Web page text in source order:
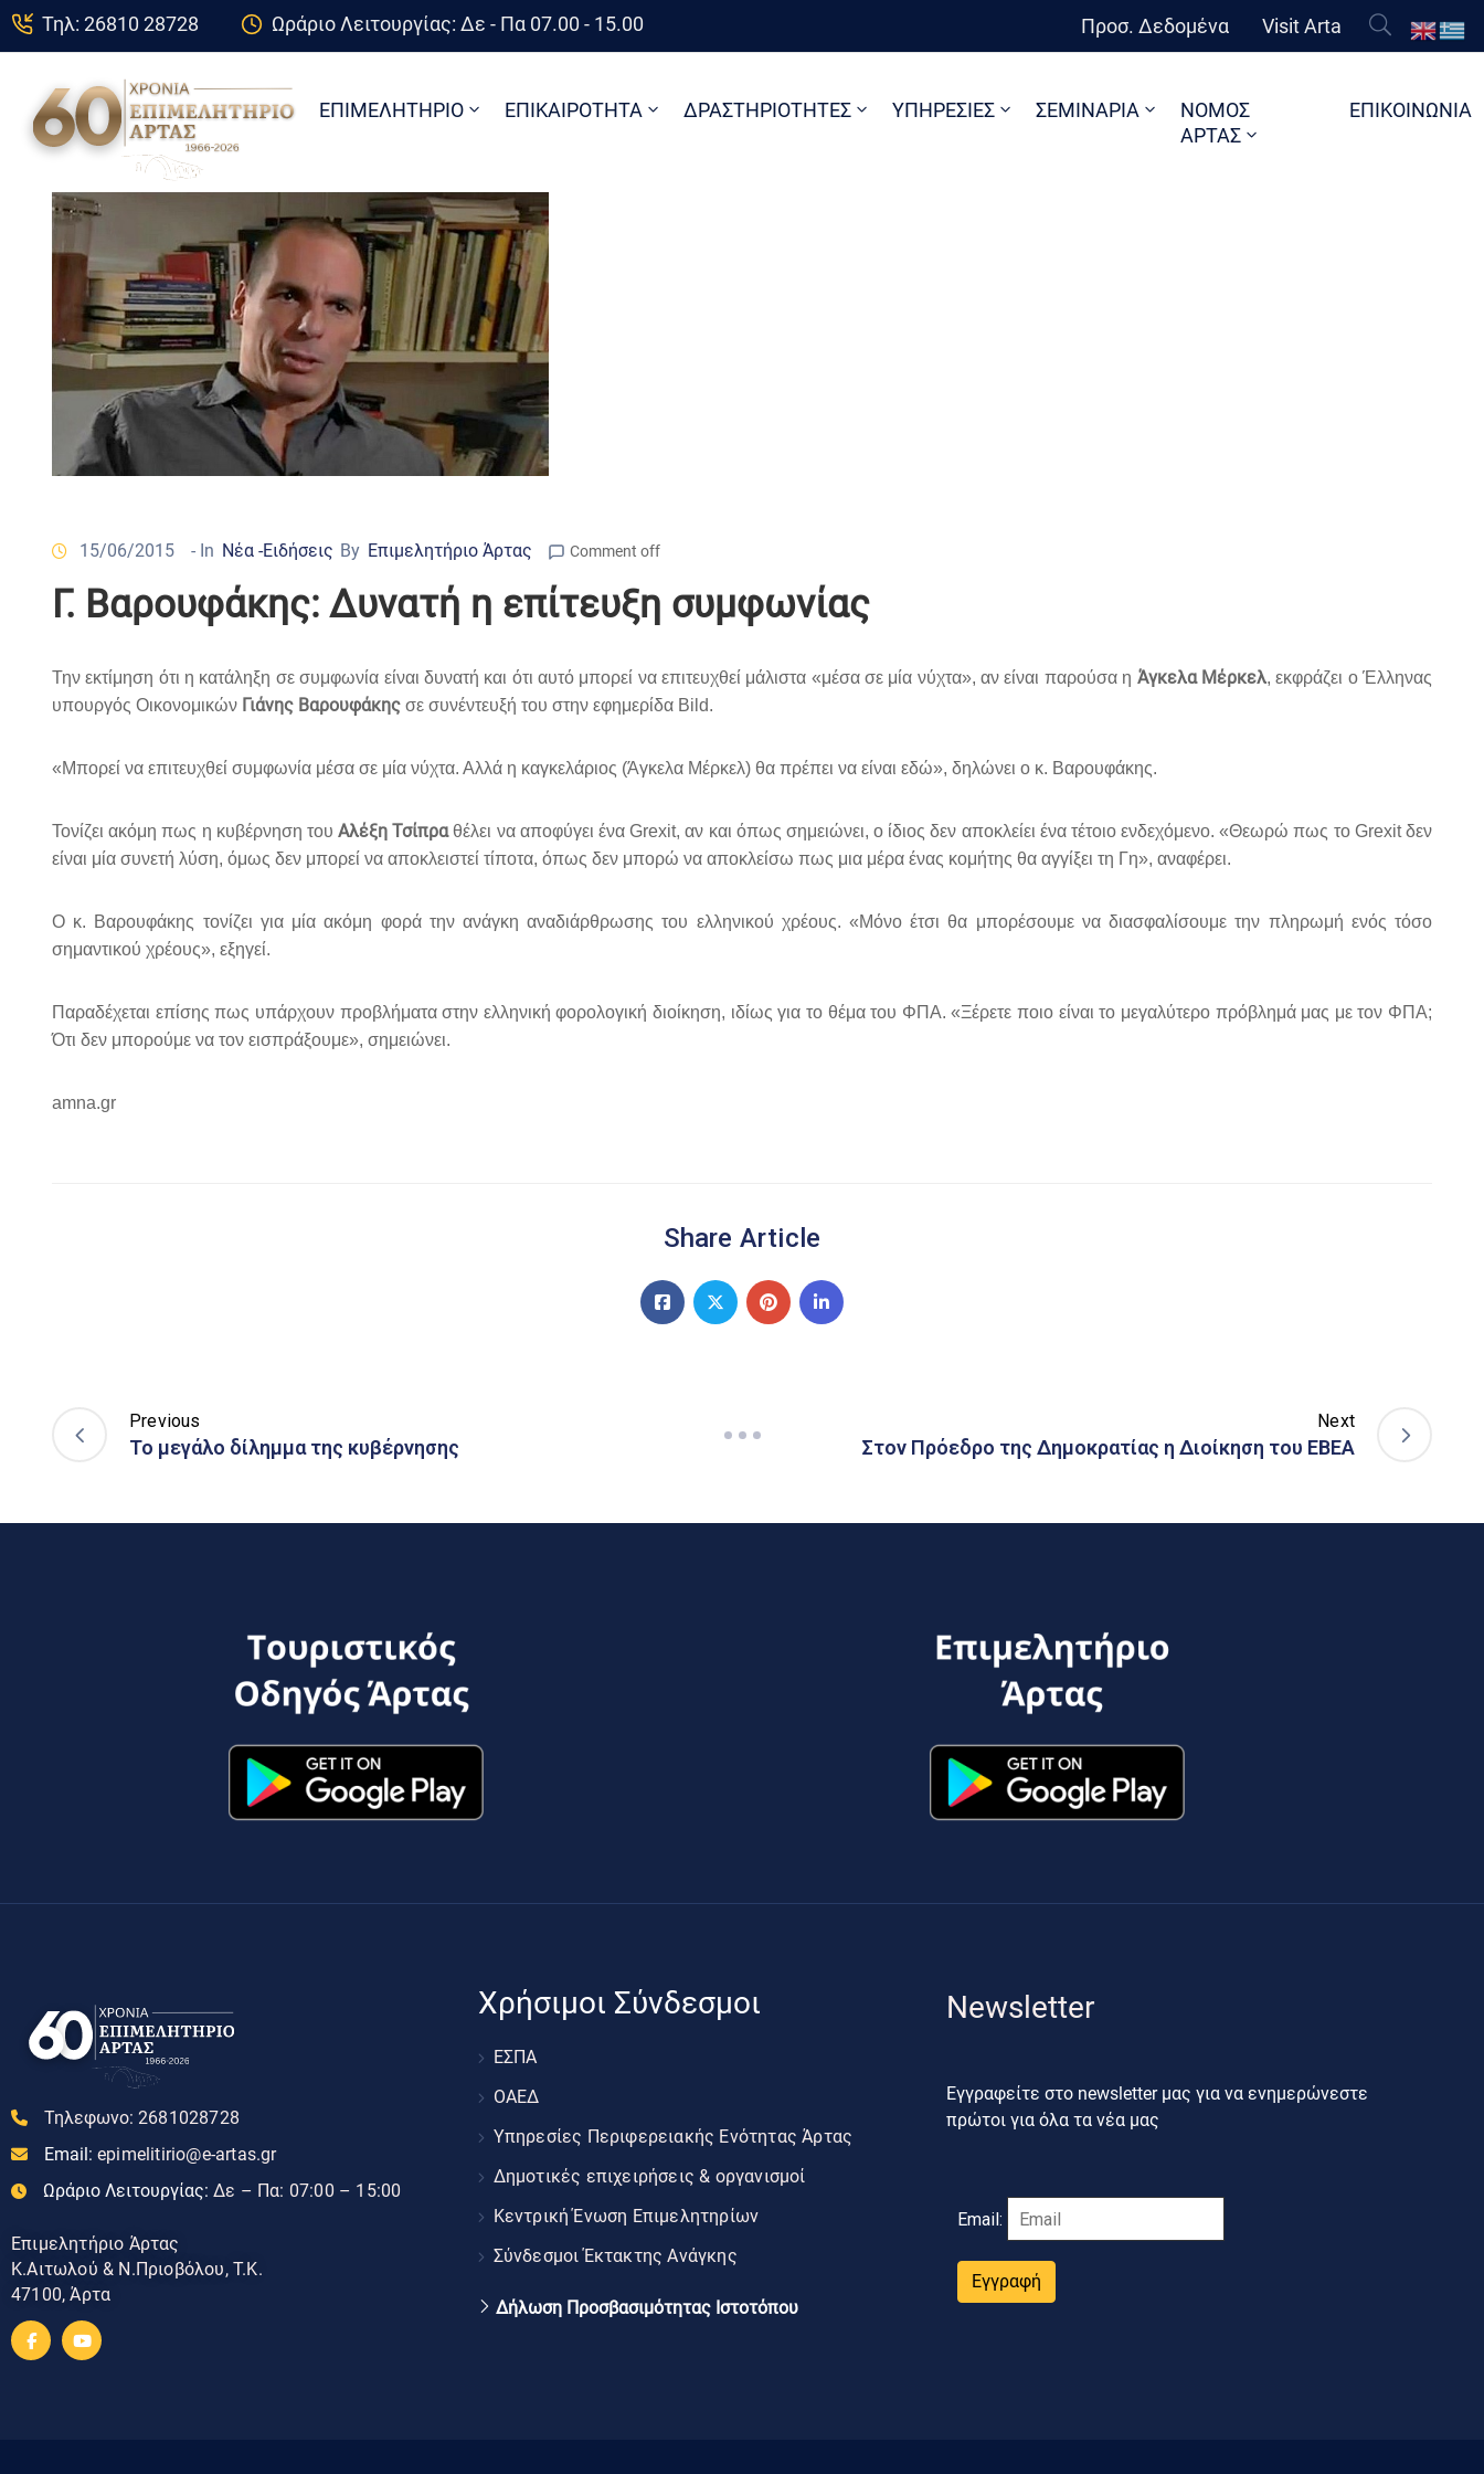
Τηλ: 26810 28728 Ωράριο Λειτουργίας: Δε - Πα 07.00 - 15.00 Προσ. Δεδομένα Visit Arta
ΕΠΙΜΕΛΗΤΗΡΙΟ ΕΠΙΚΑΙΡΟΤΗΤΑ ΔΡΑΣΤΗΡΙΟΤΗΤΕΣ ΥΠΗΡΕΣΙΕΣ ΣΕΜΙΝΑΡΙΑ
ΝΟΜΟΣ
ΑΡΤΑΣ
ΕΠΙΚΟΙΝΩΝΙΑ
15/06/2015 - In Νέα -Ειδήσεις By Επιμελητήριο Άρτας Comment off
Γ. Βαρουφάκης: Δυνατή η επίτευξη συμφωνίας
Την εκτίμηση ότι η κατάληξη σε συμφωνία είναι δυνατή και ότι αυτό μπορεί να επιτευχθεί μάλιστα «μέσα σε μία νύχτα», αν είναι παρούσα η Άγκελα Μέρκελ, εκφράζει ο Έλληνας
υπουργός Οικονομικών Γιάνης Βαρουφάκης σε συνέντευξή του στην εφημερίδα Bild.
«Μπορεί να επιτευχθεί συμφωνία μέσα σε μία νύχτα. Αλλά η καγκελάριος (Άγκελα Μέρκελ) θα πρέπει να είναι εδώ», δηλώνει ο κ. Βαρουφάκης.
Τονίζει ακόμη πως η κυβέρνηση τουΑλέξη Τσίπραθέλει να αποφύγει ένα Grexit, αν και όπως σημειώνει, ο ίδιος δεν αποκλείει ένα τέτοιο ενδεχόμενο. «Θεωρώ πως το Grexit δεν
είναι μία συνετή λύση, όμως δεν μπορεί να αποκλειστεί τίποτα, όπως δεν μπορώ να αποκλείσω πως μια μέρα ένας κομήτης θα αγγίξει τη Γη», αναφέρει.
Ο κ. Βαρουφάκης τονίζει για μία ακόμη φορά την ανάγκη αναδιάρθρωσης του ελληνικού χρέους. «Μόνο έτσι θα μπορέσουμε να διασφαλίσουμε την πληρωμή ενός τόσο
σημαντικού χρέους», εξηγεί.
Παραδέχεται επίσης πως υπάρχουν προβλήματα στην ελληνική φορολογική διοίκηση, ιδίως για το θέμα του ΦΠΑ. «Ξέρετε ποιο είναι το μεγαλύτερο πρόβλημά μας με τον ΦΠΑ;
Ότι δεν μπορούμε να τον εισπράξουμε», σημειώνει.
amna.gr
Share Article
Previous
Το μεγάλο δίλημμα της κυβέρνησης
Next
Στον Πρόεδρο της Δημοκρατίας η Διοίκηση του ΕΒΕΑ
Τηλεφωνο: 2681028728
Email: epimelitirio@e-artas.gr
Ωράριο Λειτουργίας: Δε – Πα: 07:00 – 15:00
Επιμελητήριο Άρτας
Κ.Αιτωλού & Ν.Πριοβόλου, Τ.Κ.
47100, Άρτα
Χρήσιμοι Σύνδεσμοι
ΕΣΠΑ
ΟΑΕΔ
Υπηρεσίες Περιφερειακής Ενότητας Άρτας
Δημοτικές επιχειρήσεις & οργανισμοί
Κεντρική Ένωση Επιμελητηρίων
Σύνδεσμοι Έκτακτης Ανάγκης
Δήλωση Προσβασιμότητας Ιστοτόπου
Newsletter
Εγγραφείτε στο newsletter μας για να ενημερώνεστε
πρώτοι για όλα τα νέα μας
Email:
Εγγραφή